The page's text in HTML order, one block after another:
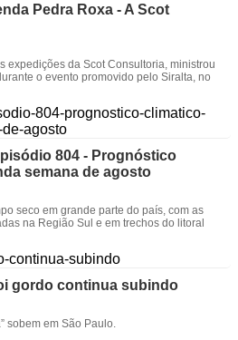
Pedra Roxa - A Scot
expedições da Scot Consultoria, ministrou
o evento promovido pelo Siralta, no
804 - Prognóstico
semana de agosto
seco em grande parte do país, com as
na Região Sul e em trechos do litoral
gordo continua subindo
sobem em São Paulo.